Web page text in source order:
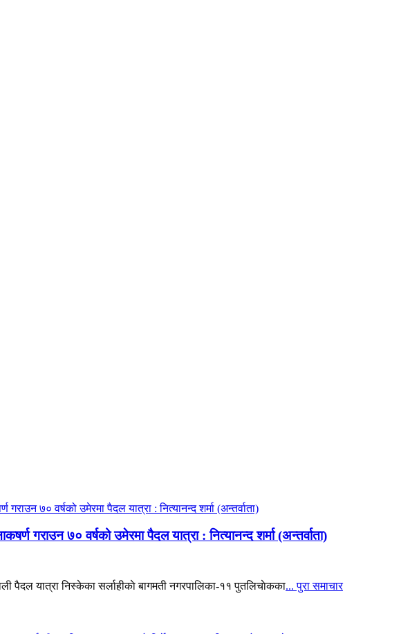
गराउन ७० वर्षको उमेरमा पैदल यात्रा : नित्यानन्द शर्मा (अन्तर्वाता)
पैदल यात्रा निस्केका सर्लाहीकाे बागमती नगरपालिका-११ पुतलिचाेकका... पुरा समाचार